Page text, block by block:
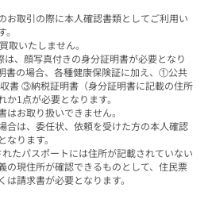
お取引の際に本人確認書類としてご利用い
取いたしません。
、顔写真付きの身分証明書が必要となり
書の場合、各種健康保険証に加え、①公共
書 ③納税証明書（身分証明書に記載の住所
1点が必要となります。
お取り扱いできません。
合は、委任状、依頼を受けた方の本人確認
ります。
たパスポートには住所が記載されていない
の現住所が確認できるものとして、住民票
請求書が必要となります。